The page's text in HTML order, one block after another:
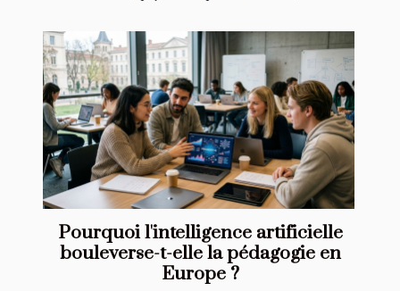
Pourquoi l'intelligence artificielle
bouleverse-t-elle la pédagogie en
Europe ?